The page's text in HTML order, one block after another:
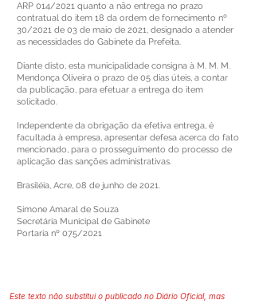
ARP 014/2021 quanto a não entrega no prazo
contratual do item 18 da ordem de fornecimento nº
30/2021 de 03 de maio de 2021, designado a atender
as necessidades do Gabinete da Prefeita.
Diante disto, esta municipalidade consigna à M. M. M.
Mendonça Oliveira o prazo de 05 dias úteis, a contar
da publicação, para efetuar a entrega do item
solicitado.
Independente da obrigação da efetiva entrega, é
facultada à empresa, apresentar defesa acerca do fato
mencionado, para o prosseguimento do processo de
aplicação das sanções administrativas.
Brasiléia, Acre, 08 de junho de 2021.
Simone Amaral de Souza
Secretária Municipal de Gabinete
Portaria nº 075/2021
Este texto não substitui o publicado no Diário Oficial, mas